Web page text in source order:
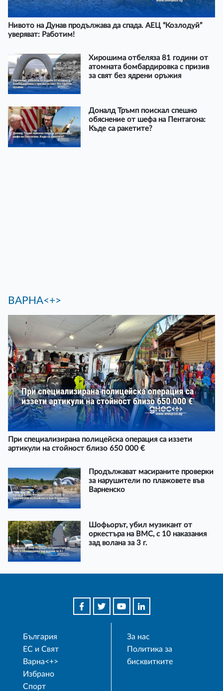
Нивото на Дунав продължава да спада. АЕЦ “Козлодуй”
уверяват: Работим!
Хирошима отбеляза 81 години от
атомната бомбардировка с призив
за свят без ядрени оръжия
Доналд Тръмп поискал спешно
обяснение от шефа на Пентагона:
Къде са ракетите?
ВАРНА<+>
При специализирана полицейска операция са иззети
артикули на стойност близо 650 000 €
Продължават масираните проверки
за нарушители по плажовете във
Варненско
Шофьорът, убил музикант от
оркестъра на ВМС, с 10 наказания
зад волана за 3 г.
България
ЕС и Свят
Варна<+>
Избрано
Спорт
За нас
Политика за
бисквитките